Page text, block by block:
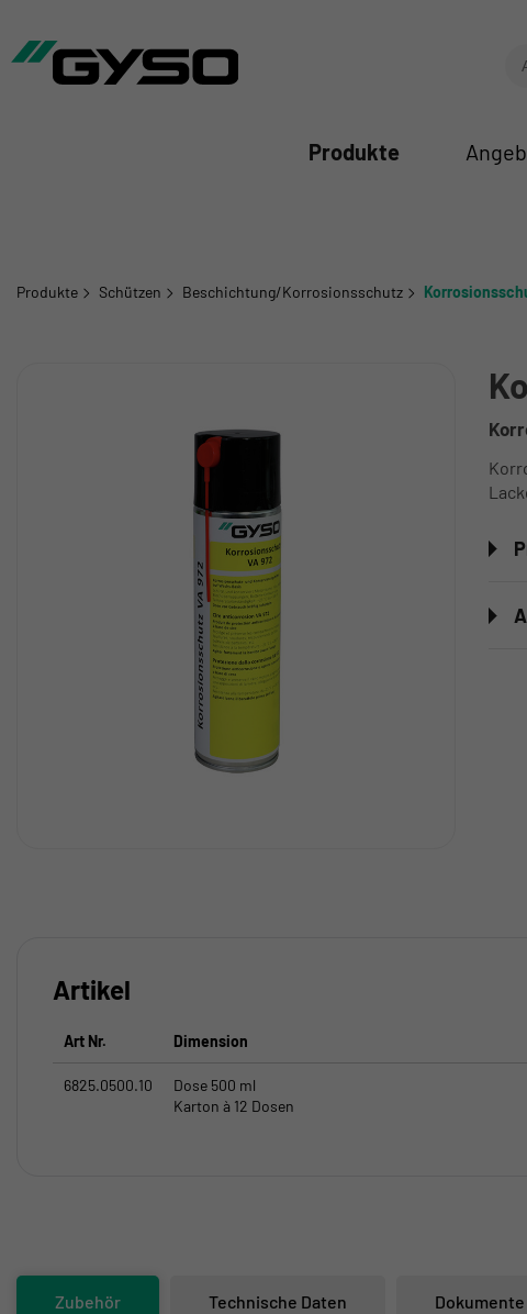
Produkte
Produkte Schützen Beschichtung/Korrosionsschutz
Artikel
Art Nr. Dimension
6825.0500.10
Dose 500 ml
Karton à 12 Dosen
Zubehör Technische Daten Dokumente